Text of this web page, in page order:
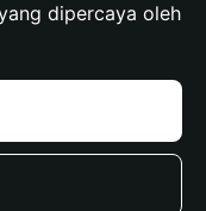
dipercaya oleh